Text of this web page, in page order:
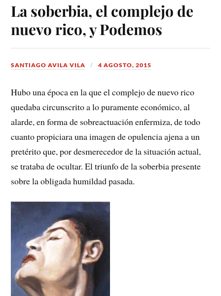
La soberbia, el complejo de
nuevo rico, y Podemos
SANTIAGO AVILA VILA 4 AGOSTO, 2015
Hubo una época en la que el complejo de nuevo rico
quedaba circunscrito a lo puramente económico, al
alarde, en forma de sobreactuación enfermiza, de todo
cuanto propiciara una imagen de opulencia ajena a un
pretérito que, por desmerecedor de la situación actual,
se trataba de ocultar. El triunfo de la soberbia presente
sobre la obligada humildad pasada.